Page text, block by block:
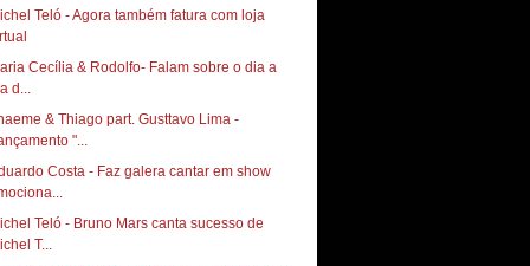
Teló - Agora também fatura com loja
Cecília & Rodolfo- Falam sobre o dia a
d...
& Thiago part. Gusttavo Lima -
"...
Costa - Faz galera cantar em show
Teló - Bruno Mars canta sucesso de
T...